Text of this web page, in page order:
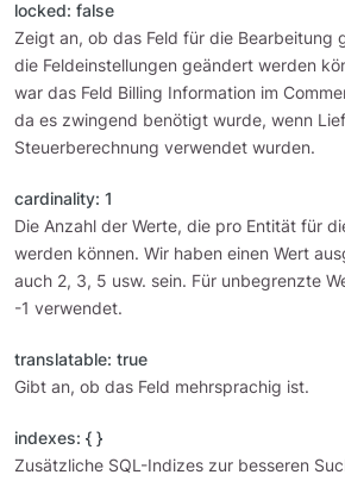
locked: false
Zeigt an, ob das Feld für die Bearbeitung
die Feldeinstellungen geändert werden
war das Feld Billing Information im
da es zwingend benötigt wurde, wenn
Steuerberechnung verwendet wurden.
cardinality: 1
Die Anzahl der Werte, die pro Entität für
werden können. Wir haben einen Wert
auch 2, 3, 5 usw. sein. Für unbegrenzte
-1 verwendet.
translatable: true
Gibt an, ob das Feld mehrsprachig ist.
indexes: { }
Zusätzliche SQL-Indizes zur besseren